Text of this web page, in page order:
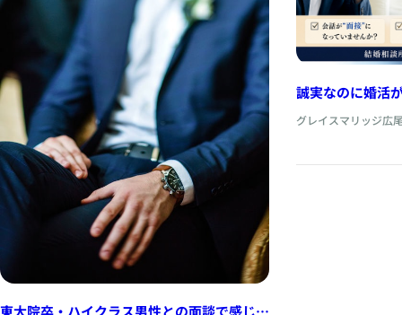
誠実なのに婚活
理由
グレイスマリッジ広